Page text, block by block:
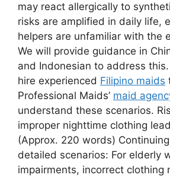
may react allergically to
risks are amplified in daily life,
helpers are unfamiliar with the
We will provide guidance in
and Indonesian to address
hire experienced Filipino maids
Professional Maids’ maid
understand these scenarios.
improper nighttime clothing
(Approx. 220 words)
detailed scenarios: For elderly
impairments, incorrect clothing